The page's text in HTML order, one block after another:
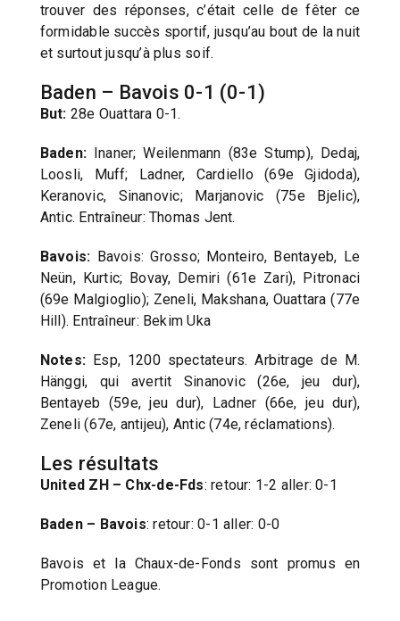
trouver des réponses, c’était celle de fêter ce
formidable succès sportif, jusqu’au bout de la nuit
et surtout jusqu’à plus soif.
Baden – Bavois 0-1 (0-1)
But: 28e Ouattara 0-1.
Baden: Inaner; Weilenmann (83e Stump), Dedaj,
Loosli, Muff; Ladner, Cardiello (69e Gjidoda),
Keranovic, Sinanovic; Marjanovic (75e Bjelic),
Antic. Entraîneur: Thomas Jent.
Bavois: Bavois: Grosso; Monteiro, Bentayeb, Le
Neün, Kurtic; Bovay, Demiri (61e Zari), Pitronaci
(69e Malgioglio); Zeneli, Makshana, Ouattara (77e
Hill). Entraîneur: Bekim Uka
Notes: Esp, 1200 spectateurs. Arbitrage de M.
Hänggi, qui avertit Sinanovic (26e, jeu dur),
Bentayeb (59e, jeu dur), Ladner (66e, jeu dur),
Zeneli (67e, antijeu), Antic (74e, réclamations).
Les résultats
United ZH – Chx-de-Fds: retour: 1-2 aller: 0-1
Baden – Bavois: retour: 0-1 aller: 0-0
Bavois et la Chaux-de-Fonds sont promus en
Promotion League.